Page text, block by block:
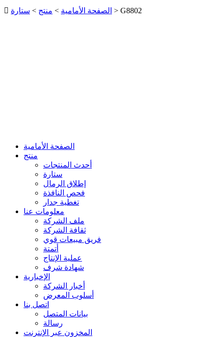
 الصفحة الأمامية > منتج > ستارة > G8802
الصفحة الأمامية
منتج
أحدث المنتجات
ستارة
إطلاق الرمال
فحص النافذة
تغطية جدار
معلومات عنا
ملف الشركة
ثقافة الشركة
فريق مبيعات قوي
أتمتة
عملية الإنتاج
شهادة شرف
الإخبارية
أخبار الشركة
أسلوب المعرض
اتصل بنا
بيانات المتصل
رسالة
المخزون عبر الإنترنت